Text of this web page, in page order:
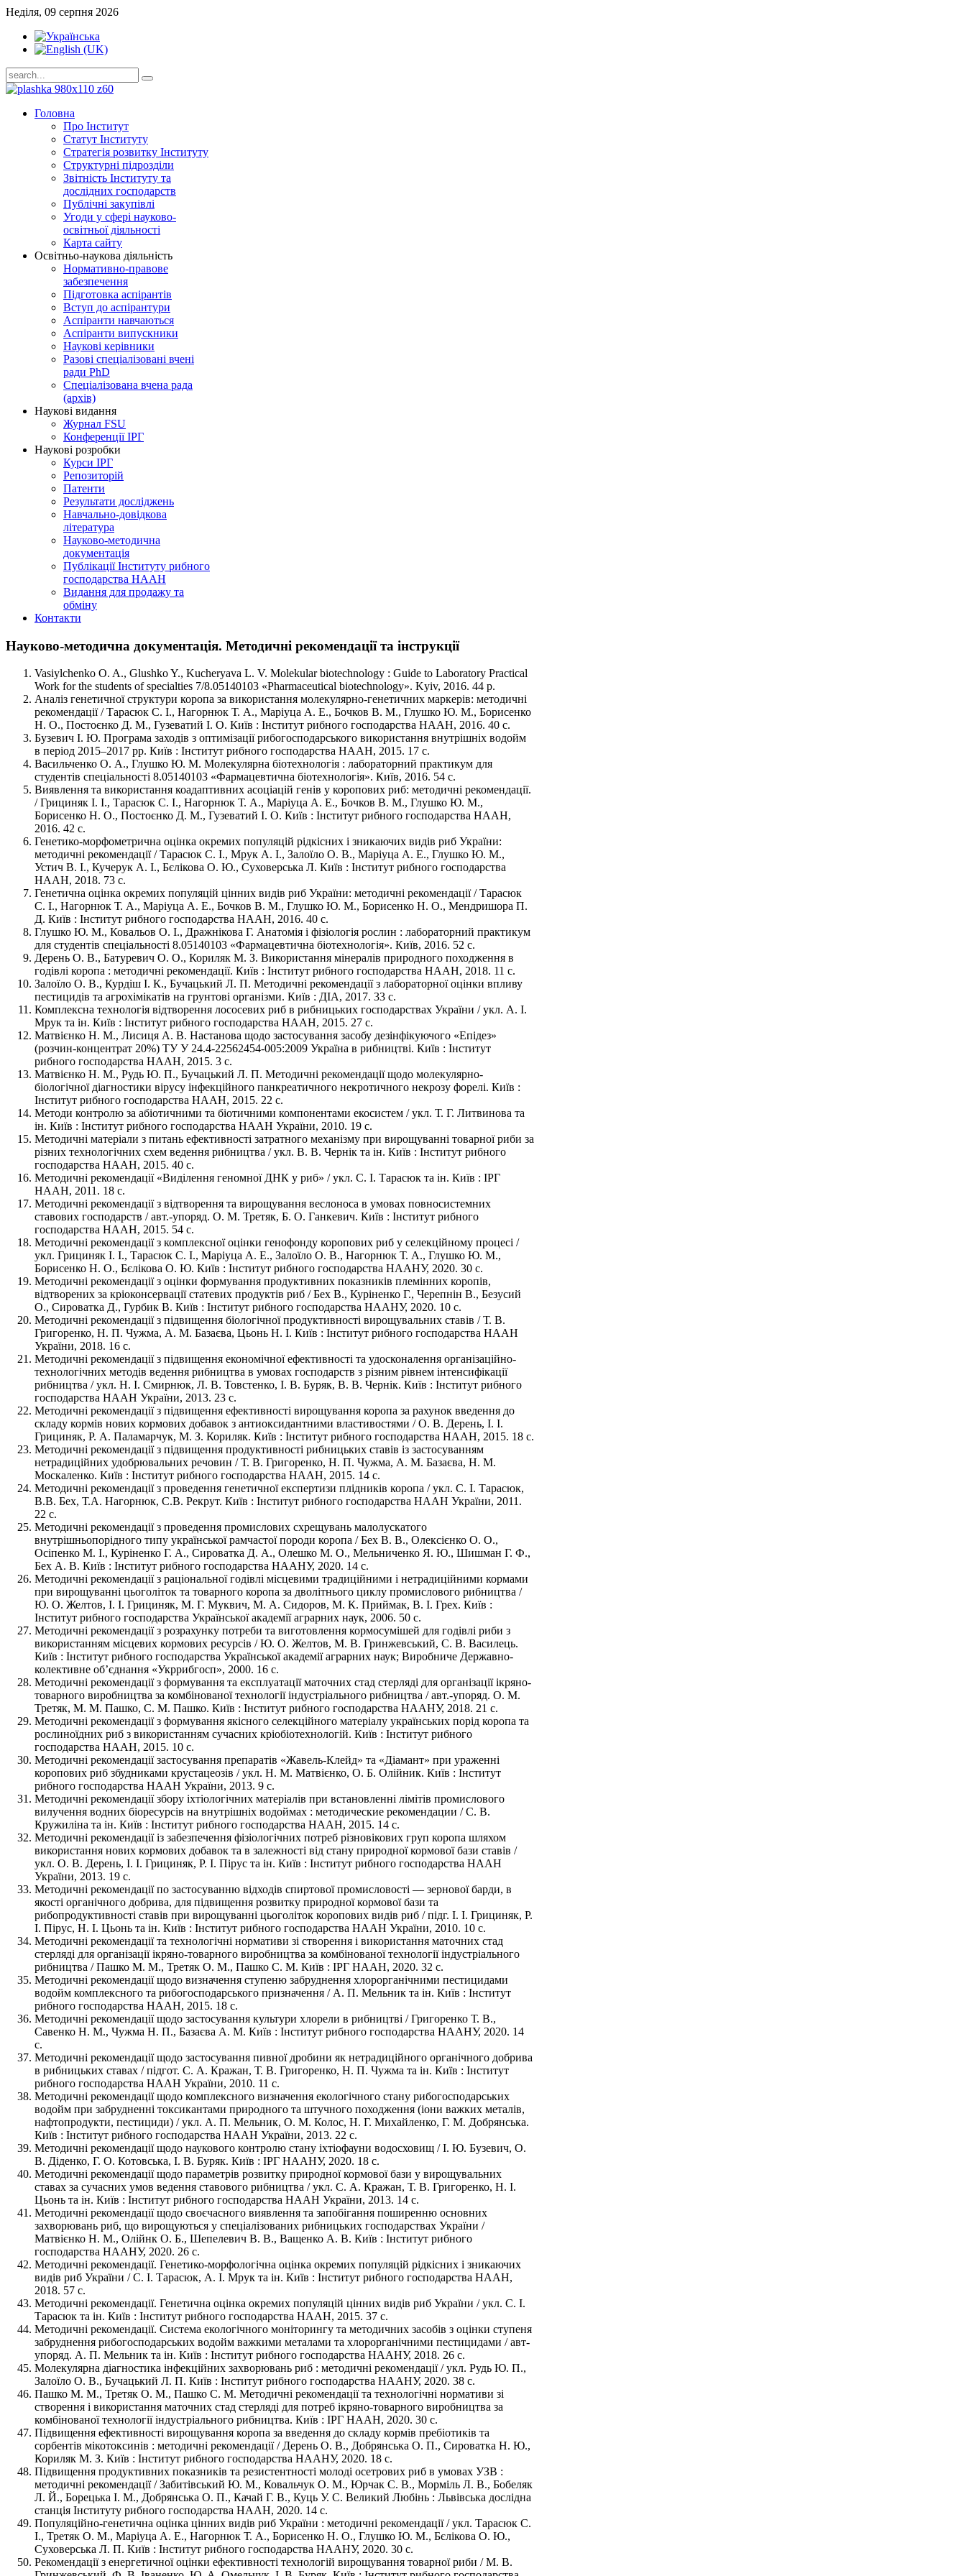
Неділя, 09 серпня 2026
Головна
Про Інститут
Статут Інституту
Стратегія розвитку Інституту
Структурні підрозділи
Звітність Інституту та
дослідних господарств
Публічні закупівлі
Угоди у сфері науково-
освітньої діяльності
Карта сайту
Освітньо-наукова діяльність
Нормативно-правове
забезпечення
Підготовка аспірантів
Вступ до аспірантури
Аспіранти навчаються
Аспіранти випускники
Наукові керівники
Разові спеціалізовані вчені
ради PhD
Спеціалізована вчена рада
(архів)
Наукові видання
Журнал FSU
Конференції ІРГ
Наукові розробки
Курси ІРГ
Репозиторій
Патенти
Результати досліджень
Навчально-довідкова
література
Науково-методична
документація
Публікації Інституту рибного
господарства НААН
Видання для продажу та
обміну
Контакти
Науково-методична документація. Методичні рекомендації та інструкції
Vasiylchenko O. A., Glushko Y., Kucheryava L. V. Molekular biotechnology : Guide to Laboratory Practical
Work for the students of specialties 7/8.05140103 «Pharmaceutical biotechnology». Kyiv, 2016. 44 p.
Аналіз генетичної структури коропа за використання молекулярно-генетичних маркерів: методичні
рекомендації / Тарасюк С. І., Нагорнюк Т. А., Маріуца А. Е., Бочков В. М., Глушко Ю. М., Борисенко
Н. О., Постоєнко Д. М., Гузеватий І. О. Київ : Інститут рибного господарства НААН, 2016. 40 с.
Бузевич І. Ю. Програма заходів з оптимізації рибогосподарського використання внутрішніх водойм
в період 2015–2017 рр. Київ : Інститут рибного господарства НААН, 2015. 17 с.
Васильченко О. А., Глушко Ю. М. Молекулярна біотехнологія : лабораторний практикум для
студентів спеціальності 8.05140103 «Фармацевтична біотехнологія». Київ, 2016. 54 с.
Виявлення та використання коадаптивних асоціацій генів у коропових риб: методичні рекомендації.
/ Грициняк І. І., Тарасюк С. І., Нагорнюк Т. А., Маріуца А. Е., Бочков В. М., Глушко Ю. М.,
Борисенко Н. О., Постоєнко Д. М., Гузеватий І. О. Київ : Інститут рибного господарства НААН,
2016. 42 с.
Генетико-морфометрична оцінка окремих популяцій рідкісних і зникаючих видів риб України:
методичні рекомендації / Тарасюк С. І., Мрук А. І., Залоїло О. В., Маріуца А. Е., Глушко Ю. М.,
Устич В. І., Кучерук А. І., Бєлікова О. Ю., Суховерська Л. Київ : Інститут рибного господарства
НААН, 2018. 73 с.
Генетична оцінка окремих популяцій цінних видів риб України: методичні рекомендації / Тарасюк
С. І., Нагорнюк Т. А., Маріуца А. Е., Бочков В. М., Глушко Ю. М., Борисенко Н. О., Мендришора П.
Д. Київ : Інститут рибного господарства НААН, 2016. 40 с.
Глушко Ю. М., Ковальов О. І., Дражнікова Г. Анатомія і фізіологія рослин : лабораторний практикум
для студентів спеціальності 8.05140103 «Фармацевтична біотехнологія». Київ, 2016. 52 с.
Дерень О. В., Батуревич О. О., Кориляк М. З. Використання мінералів природного походження в
годівлі коропа : методичні рекомендації. Київ : Інститут рибного господарства НААН, 2018. 11 с.
Залоїло О. В., Курдіш І. К., Бучацький Л. П. Методичні рекомендації з лабораторної оцінки впливу
пестицидів та агрохімікатів на грунтові організми. Київ : ДІА, 2017. 33 с.
Комплексна технологія відтворення лососевих риб в рибницьких господарствах України / укл. А. І.
Мрук та ін. Київ : Інститут рибного господарства НААН, 2015. 27 с.
Матвієнко Н. М., Лисиця А. В. Настанова щодо застосування засобу дезінфікуючого «Епідез»
(розчин-концентрат 20%) ТУ У 24.4-22562454-005:2009 Україна в рибництві. Київ : Інститут
рибного господарства НААН, 2015. 3 с.
Матвієнко Н. М., Рудь Ю. П., Бучацький Л. П. Методичні рекомендації щодо молекулярно-
біологічної діагностики вірусу інфекційного панкреатичного некротичного некрозу форелі. Київ :
Інститут рибного господарства НААН, 2015. 22 с.
Методи контролю за абіотичними та біотичними компонентами екосистем / укл. Т. Г. Литвинова та
ін. Київ : Інститут рибного господарства НААН України, 2010. 19 с.
Методичні матеріали з питань ефективності затратного механізму при вирощуванні товарної риби за
різних технологічних схем ведення рибництва / укл. В. В. Чернік та ін. Київ : Інститут рибного
господарства НААН, 2015. 40 с.
Методичні рекомендації «Виділення геномної ДНК у риб» / укл. С. І. Тарасюк та ін. Київ : ІРГ
НААН, 2011. 18 с.
Методичні рекомендації з відтворення та вирощування веслоноса в умовах повносистемних
ставових господарств / авт.-упоряд. О. М. Третяк, Б. О. Ганкевич. Київ : Інститут рибного
господарства НААН, 2015. 54 с.
Методичні рекомендації з комплексної оцінки генофонду коропових риб у селекційному процесі /
укл. Грициняк І. І., Тарасюк С. І., Маріуца А. Е., Залоїло О. В., Нагорнюк Т. А., Глушко Ю. М.,
Борисенко Н. О., Бєлікова О. Ю. Київ : Інститут рибного господарства НААНУ, 2020. 30 с.
Методичні рекомендації з оцінки формування продуктивних показників племінних коропів,
відтворених за кріоконсервації статевих продуктів риб / Бех В., Куріненко Г., Черепнін В., Безусий
О., Сироватка Д., Гурбик В. Київ : Інститут рибного господарства НААНУ, 2020. 10 с.
Методичні рекомендації з підвищення біологічної продуктивності вирощувальних ставів / Т. В.
Григоренко, Н. П. Чужма, А. М. Базаєва, Цьонь Н. І. Київ : Інститут рибного господарства НААН
України, 2018. 16 с.
Методичні рекомендації з підвищення економічної ефективності та удосконалення організаційно-
технологічних методів ведення рибництва в умовах господарств з різним рівнем інтенсифікації
рибництва / укл. Н. І. Смирнюк, Л. В. Товстенко, І. В. Буряк, В. В. Чернік. Київ : Інститут рибного
господарства НААН України, 2013. 23 с.
Методичні рекомендації з підвищення ефективності вирощування коропа за рахунок введення до
складу кормів нових кормових добавок з антиоксидантними властивостями / О. В. Дерень, І. І.
Грициняк, Р. А. Паламарчук, М. З. Кориляк. Київ : Інститут рибного господарства НААН, 2015. 18 с.
Методичні рекомендації з підвищення продуктивності рибницьких ставів із застосуванням
нетрадиційних удобрювальних речовин / Т. В. Григоренко, Н. П. Чужма, А. М. Базаєва, Н. М.
Москаленко. Київ : Інститут рибного господарства НААН, 2015. 14 с.
Методичні рекомендації з проведення генетичної експертизи плідників коропа / укл. С. І. Тарасюк,
В.В. Бех, Т.А. Нагорнюк, С.В. Рекрут. Київ : Інститут рибного господарства НААН України, 2011.
22 с.
Методичні рекомендації з проведення промислових схрещувань малолускатого
внутрішньопорідного типу української рамчастої породи коропа / Бех В. В., Олексієнко О. О.,
Осіпенко М. І., Куріненко Г. А., Сироватка Д. А., Олешко М. О., Мельниченко Я. Ю., Шишман Г. Ф.,
Бех А. В. Київ : Інститут рибного господарства НААНУ, 2020. 14 с.
Методичні рекомендації з раціональної годівлі місцевими традиційними і нетрадиційними кормами
при вирощуванні цьоголіток та товарного коропа за дволітнього циклу промислового рибництва /
Ю. О. Желтов, І. І. Грициняк, М. Г. Муквич, М. А. Сидоров, М. К. Приймак, В. І. Грех. Київ :
Інститут рибного господарства Української академії аграрних наук, 2006. 50 с.
Методичні рекомендації з розрахунку потреби та виготовлення кормосумішей для годівлі риби з
використанням місцевих кормових ресурсів / Ю. О. Желтов, М. В. Гринжевський, С. В. Василець.
Київ : Інститут рибного господарства Української академії аграрних наук; Виробниче Державно-
колективне об’єднання «Укррибгосп», 2000. 16 с.
Методичні рекомендації з формування та експлуатації маточних стад стерляді для організації ікряно-
товарного виробництва за комбінованої технології індустріального рибництва / авт.-упоряд. О. М.
Третяк, М. М. Пашко, С. М. Пашко. Київ : Інститут рибного господарства НААНУ, 2018. 21 с.
Методичні рекомендації з формування якісного селекційного матеріалу українських порід коропа та
рослиноїдних риб з використанням сучасних кріобіотехнологій. Київ : Інститут рибного
господарства НААН, 2015. 10 с.
Методичні рекомендації застосування препаратів «Жавель-Клейд» та «Діамант» при ураженні
коропових риб збудниками крустацеозів / укл. Н. М. Матвієнко, О. Б. Олійник. Київ : Інститут
рибного господарства НААН України, 2013. 9 с.
Методичні рекомендації збору іхтіологічних матеріалів при встановленні лімітів промислового
вилучення водних біоресурсів на внутрішніх водоймах : методические рекомендации / С. В.
Кружиліна та ін. Київ : Інститут рибного господарства НААН, 2015. 14 с.
Методичні рекомендації із забезпечення фізіологічних потреб різновікових груп коропа шляхом
використання нових кормових добавок та в залежності від стану природної кормової бази ставів /
укл. О. В. Дерень, І. І. Грициняк, Р. І. Пірус та ін. Київ : Інститут рибного господарства НААН
України, 2013. 19 с.
Методичні рекомендації по застосуванню відходів спиртової промисловості — зернової барди, в
якості органічного добрива, для підвищення розвитку природної кормової бази та
рибопродуктивності ставів при вирощуванні цьоголіток коропових видів риб / підг. І. І. Грициняк, Р.
І. Пірус, Н. І. Цьонь та ін. Київ : Інститут рибного господарства НААН України, 2010. 10 с.
Методичні рекомендації та технологічні нормативи зі створення і використання маточних стад
стерляді для організації ікряно-товарного виробництва за комбінованої технології індустріального
рибництва / Пашко М. М., Третяк О. М., Пашко С. М. Київ : ІРГ НААН, 2020. 32 с.
Методичні рекомендації щодо визначення ступеню забруднення хлорорганічними пестицидами
водойм комплексного та рибогосподарського призначення / А. П. Мельник та ін. Київ : Інститут
рибного господарства НААН, 2015. 18 с.
Методичні рекомендації щодо застосування культури хлорели в рибництві / Григоренко Т. В.,
Савенко Н. М., Чужма Н. П., Базаєва А. М. Київ : Інститут рибного господарства НААНУ, 2020. 14
с.
Методичні рекомендації щодо застосування пивної дробини як нетрадиційного органічного добрива
в рибницьких ставах / підгот. С. А. Кражан, Т. В. Григоренко, Н. П. Чужма та ін. Київ : Інститут
рибного господарства НААН України, 2010. 11 с.
Методичні рекомендації щодо комплексного визначення екологічного стану рибогосподарських
водойм при забрудненні токсикантами природного та штучного походження (іони важких металів,
нафтопродукти, пестициди) / укл. А. П. Мельник, О. М. Колос, Н. Г. Михайленко, Г. М. Добрянська.
Київ : Інститут рибного господарства НААН України, 2013. 22 с.
Методичні рекомендації щодо наукового контролю стану іхтіофауни водосховищ / І. Ю. Бузевич, О.
В. Діденко, Г. О. Котовська, І. В. Буряк. Київ : ІРГ НААНУ, 2020. 18 с.
Методичні рекомендації щодо параметрів розвитку природної кормової бази у вирощувальних
ставах за сучасних умов ведення ставового рибництва / укл. С. А. Кражан, Т. В. Григоренко, Н. І.
Цьонь та ін. Київ : Інститут рибного господарства НААН України, 2013. 14 с.
Методичні рекомендації щодо своєчасного виявлення та запобігання поширенню основних
захворювань риб, що вирощуються у спеціалізованих рибницьких господарствах України /
Матвієнко Н. М., Олійнк О. Б., Шепелевич В. В., Ващенко А. В. Київ : Інститут рибного
господарства НААНУ, 2020. 26 с.
Методичні рекомендації. Генетико-морфологічна оцінка окремих популяцій рідкісних і зникаючих
видів риб України / С. І. Тарасюк, А. І. Мрук та ін. Київ : Інститут рибного господарства НААН,
2018. 57 с.
Методичні рекомендації. Генетична оцінка окремих популяцій цінних видів риб України / укл. С. І.
Тарасюк та ін. Київ : Інститут рибного господарства НААН, 2015. 37 с.
Методичні рекомендації. Система екологічного моніторингу та методичних засобів з оцінки ступеня
забруднення рибогосподарських водойм важкими металами та хлорорганічними пестицидами / авт-
упоряд. А. П. Мельник та ін. Київ : Інститут рибного господарства НААНУ, 2018. 26 с.
Молекулярна діагностика інфекційних захворювань риб : методичні рекомендації / укл. Рудь Ю. П.,
Залоїло О. В., Бучацький Л. П. Київ : Інститут рибного господарства НААНУ, 2020. 38 с.
Пашко М. М., Третяк О. М., Пашко С. М. Методичні рекомендації та технологічні нормативи зі
створення і використання маточних стад стерляді для потреб ікряно-товарного виробництва за
комбінованої технології індустріального рибництва. Київ : ІРГ НААН, 2020. 30 с.
Підвищення ефективності вирощування коропа за введення до складу кормів пребіотиків та
сорбентів мікотоксинів : методичні рекомендації / Дерень О. В., Добрянська О. П., Сироватка Н. Ю.,
Кориляк М. З. Київ : Інститут рибного господарства НААНУ, 2020. 18 с.
Підвищення продуктивних показників та резистентності молоді осетрових риб в умовах УЗВ :
методичні рекомендації / Забитівський Ю. М., Ковальчук О. М., Юрчак С. В., Морміль Л. В., Бобеляк
Л. Й., Борецька І. М., Добрянська О. П., Качай Г. В., Куць У. С. Великий Любінь : Львівська дослідна
станція Інституту рибного господарства НААН, 2020. 14 с.
Популяційно-генетична оцінка цінних видів риб України : методичні рекомендації / укл. Тарасюк С.
І., Третяк О. М., Маріуца А. Е., Нагорнюк Т. А., Борисенко Н. О., Глушко Ю. М., Бєлікова О. Ю.,
Суховерська Л. П. Київ : Інститут рибного господарства НААНУ, 2020. 30 с.
Рекомендації з енергетичної оцінки ефективності технологій вирощування товарної риби / М. В.